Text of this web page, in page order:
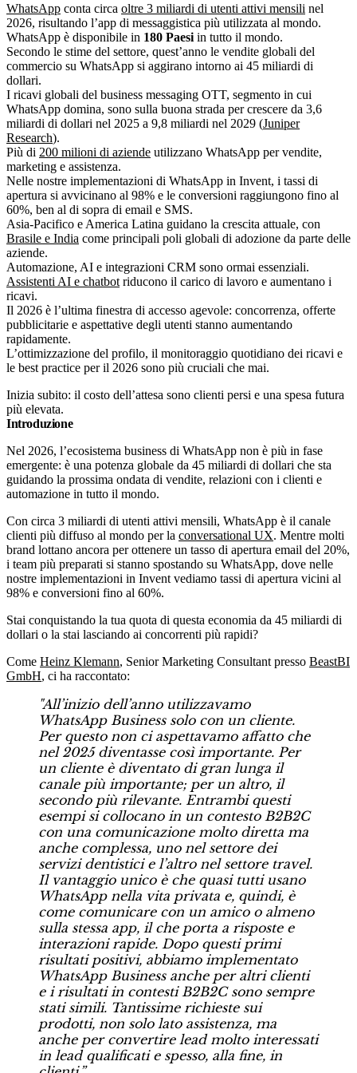
WhatsApp conta circa oltre 3 miliardi di utenti attivi mensili nel
2026, risultando l’app di messaggistica più utilizzata al mondo.
WhatsApp è disponibile in 180 Paesi in tutto il mondo.
Secondo le stime del settore, quest’anno le vendite globali del
commercio su WhatsApp si aggirano intorno ai 45 miliardi di
dollari.
I ricavi globali del business messaging OTT, segmento in cui
WhatsApp domina, sono sulla buona strada per crescere da 3,6
miliardi di dollari nel 2025 a 9,8 miliardi nel 2029 (Juniper
Research).
Più di 200 milioni di aziende utilizzano WhatsApp per vendite,
marketing e assistenza.
Nelle nostre implementazioni di WhatsApp in Invent, i tassi di
apertura si avvicinano al 98% e le conversioni raggiungono fino al
60%, ben al di sopra di email e SMS.
Asia-Pacifico e America Latina guidano la crescita attuale, con
Brasile e India come principali poli globali di adozione da parte delle
aziende.
Automazione, AI e integrazioni CRM sono ormai essenziali.
Assistenti AI e chatbot riducono il carico di lavoro e aumentano i
ricavi.
Il 2026 è l’ultima finestra di accesso agevole: concorrenza, offerte
pubblicitarie e aspettative degli utenti stanno aumentando
rapidamente.
L’ottimizzazione del profilo, il monitoraggio quotidiano dei ricavi e
le best practice per il 2026 sono più cruciali che mai.
Inizia subito: il costo dell’attesa sono clienti persi e una spesa futura
più elevata.
Introduzione
Nel 2026, l’ecosistema business di WhatsApp non è più in fase
emergente: è una potenza globale da 45 miliardi di dollari che sta
guidando la prossima ondata di vendite, relazioni con i clienti e
automazione in tutto il mondo.
Con circa 3 miliardi di utenti attivi mensili, WhatsApp è il canale
clienti più diffuso al mondo per la conversational UX. Mentre molti
brand lottano ancora per ottenere un tasso di apertura email del 20%,
i team più preparati si stanno spostando su WhatsApp, dove nelle
nostre implementazioni in Invent vediamo tassi di apertura vicini al
98% e conversioni fino al 60%.
Stai conquistando la tua quota di questa economia da 45 miliardi di
dollari o la stai lasciando ai concorrenti più rapidi?
Come Heinz Klemann, Senior Marketing Consultant presso BeastBI
GmbH, ci ha raccontato:
"All’inizio dell’anno utilizzavamo
WhatsApp Business solo con un cliente.
Per questo non ci aspettavamo affatto che
nel 2025 diventasse così importante. Per
un cliente è diventato di gran lunga il
canale più importante; per un altro, il
secondo più rilevante. Entrambi questi
esempi si collocano in un contesto B2B2C
con una comunicazione molto diretta ma
anche complessa, uno nel settore dei
servizi dentistici e l’altro nel settore travel.
Il vantaggio unico è che quasi tutti usano
WhatsApp nella vita privata e, quindi, è
come comunicare con un amico o almeno
sulla stessa app, il che porta a risposte e
interazioni rapide. Dopo questi primi
risultati positivi, abbiamo implementato
WhatsApp Business anche per altri clienti
e i risultati in contesti B2B2C sono sempre
stati simili. Tantissime richieste sui
prodotti, non solo lato assistenza, ma
anche per convertire lead molto interessati
in lead qualificati e spesso, alla fine, in